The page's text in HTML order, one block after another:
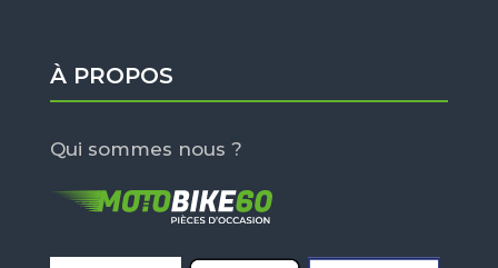
À PROPOS
Qui sommes nous ?